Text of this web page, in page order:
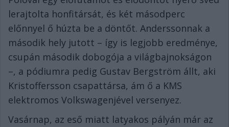
lerajtolta honfitársát, és két másodperc
előnnyel ő húzta be a döntőt. Anderssonnak a
második hely jutott – így is legjobb eredménye,
csupán második dobogója a világbajnokságon
–, a pódiumra pedig Gustav Bergström állt, aki
Kristoffersson csapattársa, ám ő a KMS
elektromos Volkswagenjével versenyez.
Vasárnap, az eső miatt latyakos pályán már az